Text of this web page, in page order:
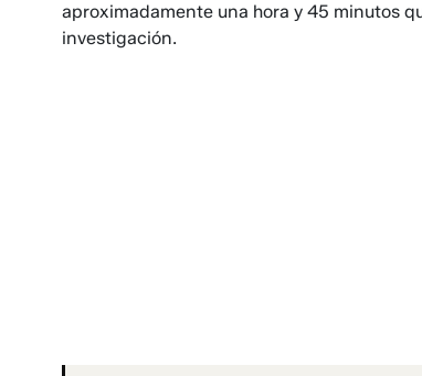
aproximadamente una hora y 45 minutos
investigación.